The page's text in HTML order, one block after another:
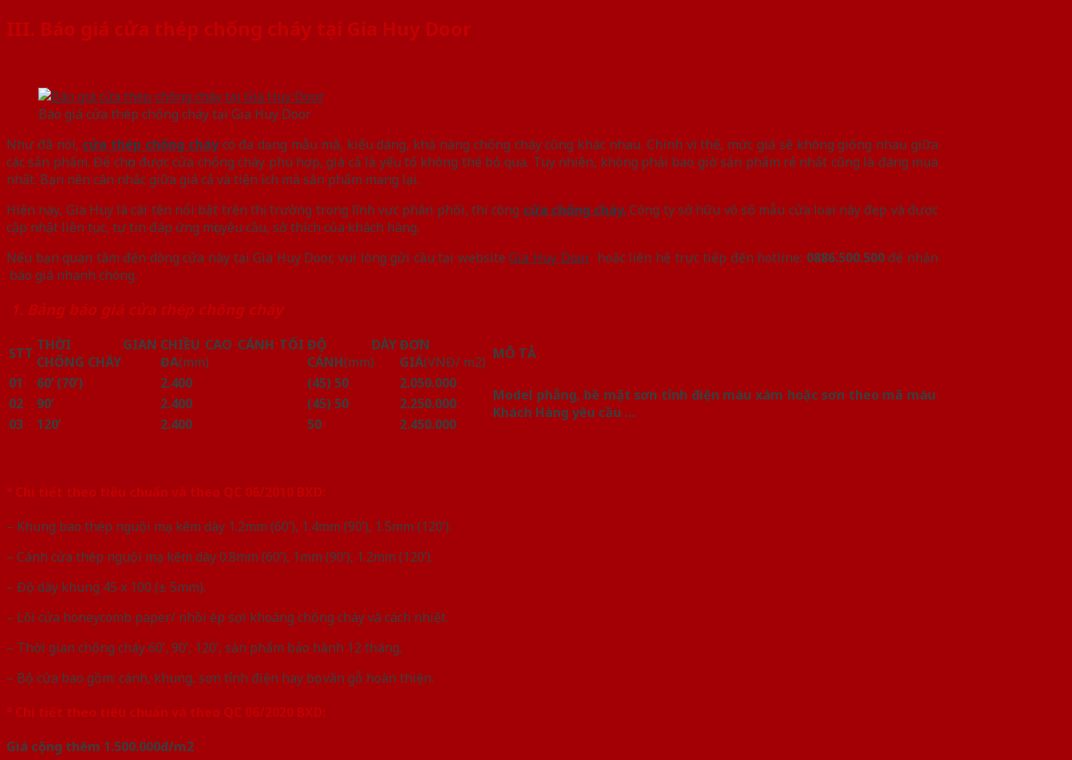
III. Báo giá cửa thép chống cháy tại Gia Huy Door
Báo giá cửa thép chống cháy tại Gia Huy Door
Như đã nói, cửa thép chống cháycó đa dạng mẫu mã, kiểu dáng, khả năng chống cháy cũng khác nhau. Chính vì thế, mức giá sẽ không giống nhau giữa
các sản phẩm. Để chọn được cửa chống cháy phù hợp, giá cả là yếu tố không thể bỏ qua. Tuy nhiên, không phải bao giờ sản phẩm rẻ nhất cũng là đáng mua
nhất. Bạn nên cân nhắc giữa giá cả và tiện ích mà sản phẩm mang lại.
Hiện nay, Gia Huy là cái tên nổi bật trên thị trường trong lĩnh vực phân phối, thi công cửa chống cháy.Công ty sở hữu vô số mẫu cửa loại này đẹp và được
cập nhật liên tục, tự tin đáp ứng mọi yêu cầu, sở thích của khách hàng.
Nếu bạn quan tâm đến dòng cửa này tại Gia Huy Door, vui lòng gửi cầu tại websiteGia Huy Doorhoặc liên hệ trực tiếp đến hotline: 0886.500.500để nhận
báo giá nhanh chóng.
1. Bảng báo giá cửa thép chống cháy
STT THỜI GIAN
CHỐNG CHÁY
CHIỀU CAO CÁNH TỐI
ĐA(mm)
ĐỘ DÀY
CÁNH(mm)
ĐƠN
GIÁ(VNĐ/ m2) MÔ TẢ
01
60’ (70’) 2.400 (45) 50 2.050.000
Model phẵng, bề mặt sơn tỉnh điện màu xám hoặc sơn theo mã màu
Khách Hàng yêu cầu …
02 90’ 2.400 (45) 50
2.250.000
03
120’ 2.400 50 2.450.000
° Chi tiết theo tiêu chuẩn và theo QC 06/2010 BXD:
– Khung bao thép nguội mạ kẽm dày 1.2mm (60’), 1.4mm (90’), 1.5mm (120’).
– Cánh cửa thép nguội mạ kẽm dày 0.8mm (60’), 1mm (90’), 1.2mm (120’).
– Độ dày khung 45 x 100 (± 5mm).
– Lõi cửa honeycomb paper/ nhồi ép sợi khoáng chống cháy và cách nhiệt.
– Thời gian chống cháy 60’, 90’, 120’, sản phẩm bảo hành 12 tháng.
– Bộ cửa bao gồm: cánh, khung, sơn tỉnh điện hay bọc vân gỗ hoàn thiện.
° Chi tiết theo tiêu chuẩn và theo QC 06/2020 BXD:
Giá cộng thêm 1.500.000đ/m2